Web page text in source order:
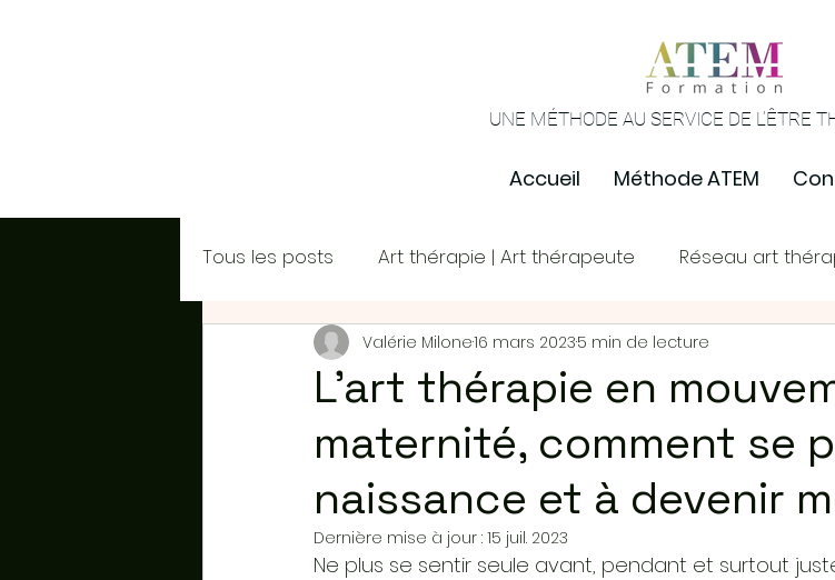
UNE MÉTHODE AU SERVICE DE L’ÊTRE
Accueil Méthode ATEM
Tous les posts Art thérapie | Art thérapeute Réseau art
Formation en art thérapie
L'art thérapie en
maternité, comment se
naissance et à devenir
Valérie Milone16 mars 20235 min de lecture
Dernière mise à jour : 15 juil. 2023
Ne plus se sentir seule avant, pendant et surtout